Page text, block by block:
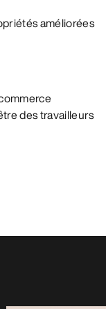
améliorées
des travailleurs